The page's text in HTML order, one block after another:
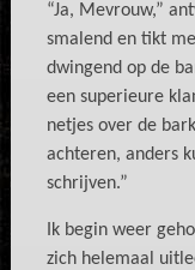
“Ja, Mevrouw,”
smalend en tikt
dwingend op de
een superieure
netjes over de
achteren, anders
schrijven.”
Ik begin weer
zich helemaal